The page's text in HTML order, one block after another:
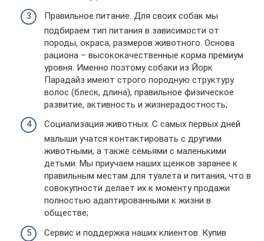
Правильное питание. Для своих собак мы
подбираем тип питания в зависимости от
породы, окраса, размеров животного. Основа
рациона – высококачественные корма премиум
уровня. Именно поэтому собаки из Йорк
Парадайз имеют строго породную структуру
волос (блеск, длина), правильное физическое
развитие, активность и жизнерадостность;
Социализация животных. С самых первых дней
малыши учатся контактировать с другими
животными, а также семьями с маленькими
детьми. Мы приучаем наших щенков заранее к
правильным местам для туалета и питания, что в
совокупности делает их к моменту продажи
полностью адаптированными к жизни в
обществе;
Сервис и поддержка наших клиентов. Купив